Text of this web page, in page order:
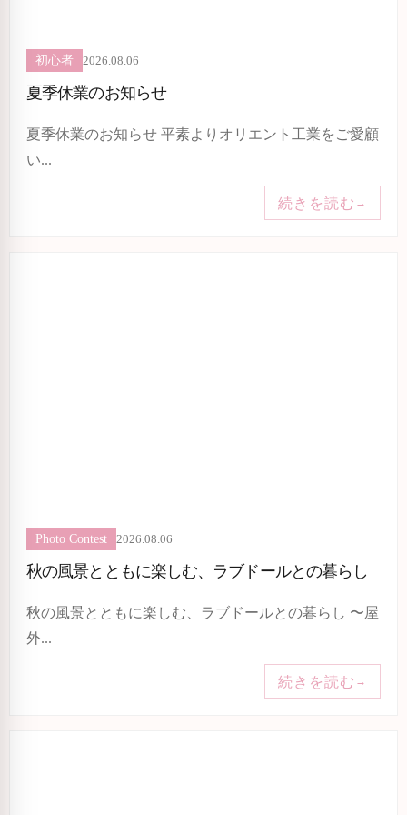
初心者 2026.08.06
夏季休業のお知らせ
夏季休業のお知らせ 平素よりオリエント工業をご愛顧
い...
続きを読む →
Photo Contest 2026.08.06
秋の風景とともに楽しむ、ラブドールとの暮らし
秋の風景とともに楽しむ、ラブドールとの暮らし 〜屋
外...
続きを読む →